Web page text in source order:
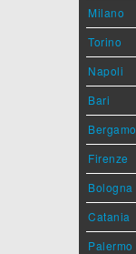
Milano
Torino
Napoli
Bari
Bergamo
Firenze
Bologna
Catania
Palermo